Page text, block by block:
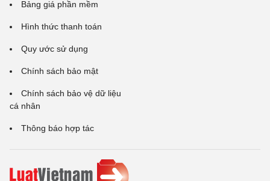
Bảng giá phần mềm
Hình thức thanh toán
Quy ước sử dụng
Chính sách bảo mật
Chính sách bảo vệ dữ liệu
cá nhân
Thông báo hợp tác